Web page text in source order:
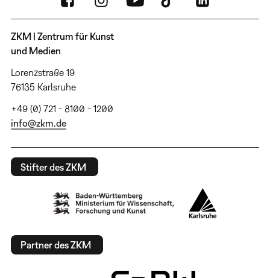
ZKM | Zentrum für Kunst
und Medien
Lorenzstraße 19
76135 Karlsruhe
+49 (0) 721 - 8100 - 1200
info@zkm.de
Stifter des ZKM
Partner des ZKM